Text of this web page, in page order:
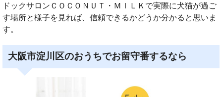
ドックサロンＣＯＣＯＮＵＴ・ＭＩＬＫで実際に犬猫が過ご
す場所と様子を見れば、信頼できるかどうか分かると思いま
す。
大阪市淀川区のおうちでお留守番するなら